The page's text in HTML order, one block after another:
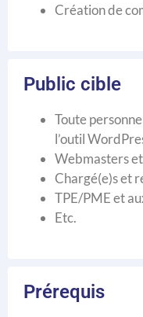
Création de
Public cible
Toute
l’outil
Webmasters
Chargé(e)s et
TPE/PME et
Etc.
Prérequis